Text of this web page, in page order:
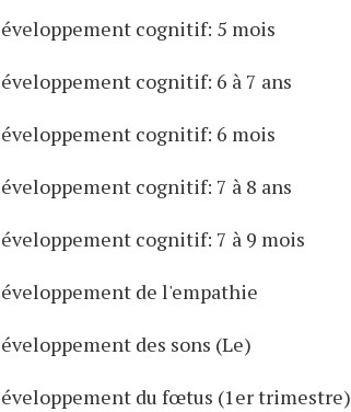
cognitif: 5 mois
cognitif: 6 à 7 ans
cognitif: 6 mois
cognitif: 7 à 8 ans
cognitif: 7 à 9 mois
de l'empathie
des sons (Le)
du fœtus (1er trimestre)